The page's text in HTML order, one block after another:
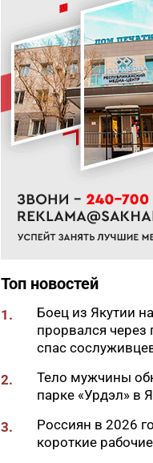
воздух в
21:00
Деловая
охватывает
20:33
В Якутии
20:02
Более 230
получили за
19:48
В Якутии
приоритеты
«Движения
помощи
пострадавший
Верхоянский
Авторы
проведут
мероприятия в
физкультурника
18:40
Приметы на 8
года: что можно
Топ новостей
1.
Боец из Якутии
прорвался через
спас
2.
Тело мужчины
парке «Урдэл» в
3.
Россиян в 2026
короткие